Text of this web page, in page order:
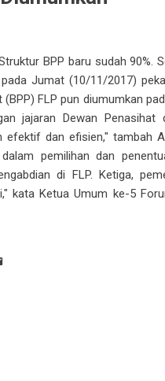
BPP baru sudah
Jumat (10/11/2017)
(BPP) FLP pun diumumkan
jajaran Dewan
efektif dan efisien," tambah
pemilihan dan
di FLP. Ketiga,
kata Ketua Umum ke-5